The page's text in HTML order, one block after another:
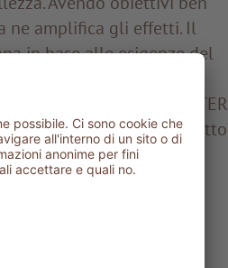
ne amplifica gli effetti. Il
in base alle esigenze del
dare una sferzata di
può applicare il BOOSTER
qualche goccia del prodotto
si stende facilmente e